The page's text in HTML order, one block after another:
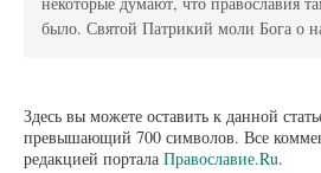
было. Святой Патрикий моли Бога о
Здесь вы можете оставить к данной
превышающий 700 символов. Все
редакцией портала Православие.Ru.